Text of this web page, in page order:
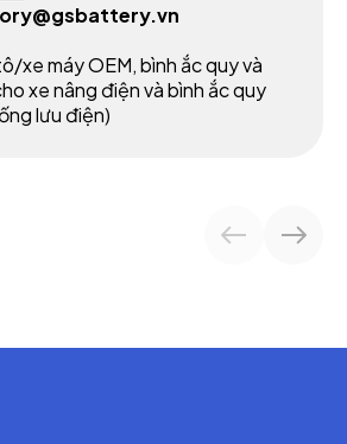
xe máy OEM, bình ắc quy và
xe nâng điện và bình ắc quy
lưu điện)